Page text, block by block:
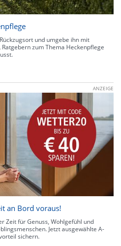
und umgebe ihn mit
zum Thema Heckenpflege
ANZEIGE
an Bord voraus!
Zeit für Genuss, Wohlgefühl und
Jetzt ausgewählte A-
sichern.